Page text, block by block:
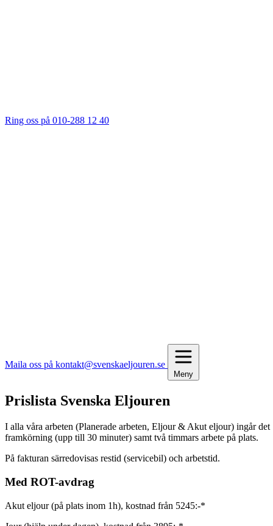
Ring oss på 010-288 12 40
Maila oss på kontakt@svenskaeljouren.se
Meny
Prislista Svenska Eljouren
I alla våra arbeten (Planerade arbeten, Eljour & Akut eljour) ingår det
framkörning (upp till 30 minuter) samt två timmars arbete på plats.
På fakturan särredovisas restid (servicebil) och arbetstid.
Med ROT-avdrag
Akut eljour (på plats inom 1h), kostnad från 5245:-*